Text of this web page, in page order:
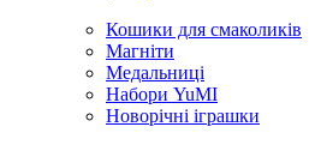
Кошики для смаколиків
Магніти
Медальниці
Набори YuMI
Новорічні іграшки